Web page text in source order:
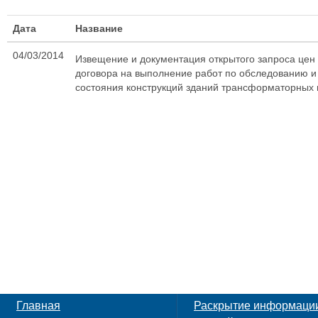
Дата Название
04/03/2014
Извещение и документация открытого запроса
договора на выполнение работ по обследованию и
состояния конструкций зданий
Главная
Раскрытие